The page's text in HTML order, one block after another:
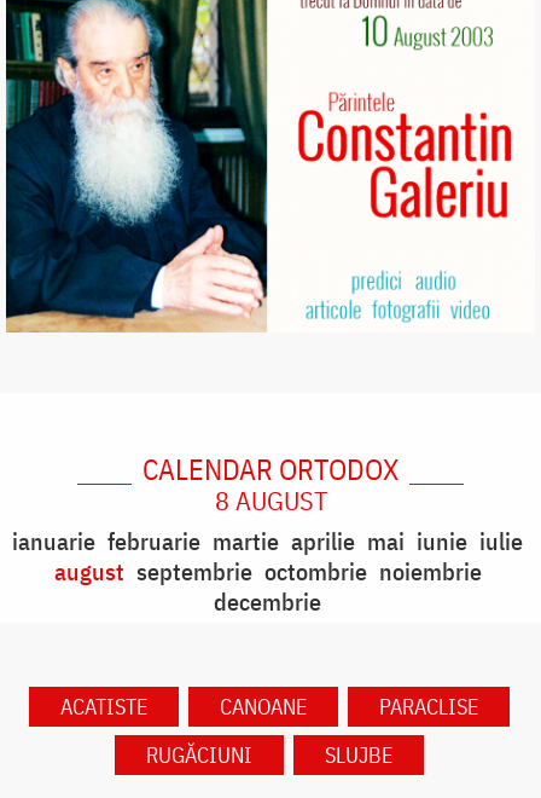
CALENDAR ORTODOX
8 AUGUST
ianuarie februarie martie aprilie mai iunie iulie
august septembrie octombrie noiembrie
decembrie
ACATISTE CANOANE
PARACLISE
RUGĂCIUNI
SLUJBE